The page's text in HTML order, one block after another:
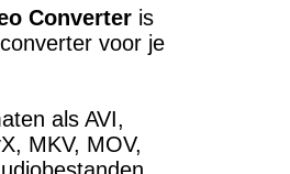
Converter is
voor je
als AVI,
MKV, MOV,